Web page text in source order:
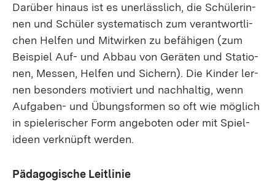
Dar­über hin­aus ist es un­er­läss­lich, die Schü­le­rin­
nen und Schü­ler sys­te­ma­tisch zum ver­ant­wort­li­
chen Hel­fen und Mit­wir­ken zu be­fä­hi­gen (zum
Bei­spiel Auf- und Ab­bau von Ge­rä­ten und Sta­tio­
nen, Mes­sen, Hel­fen und Si­chern). Die Kin­der ler­
nen be­son­ders mo­ti­viert und nach­hal­tig, wenn
Auf­ga­ben- und Übungs­for­men so oft wie mög­lich
in spie­le­ri­scher Form an­ge­bo­ten oder mit Spiel­
ide­en ver­knüpft wer­den.
Päd­ago­gi­sche Leit­li­nie